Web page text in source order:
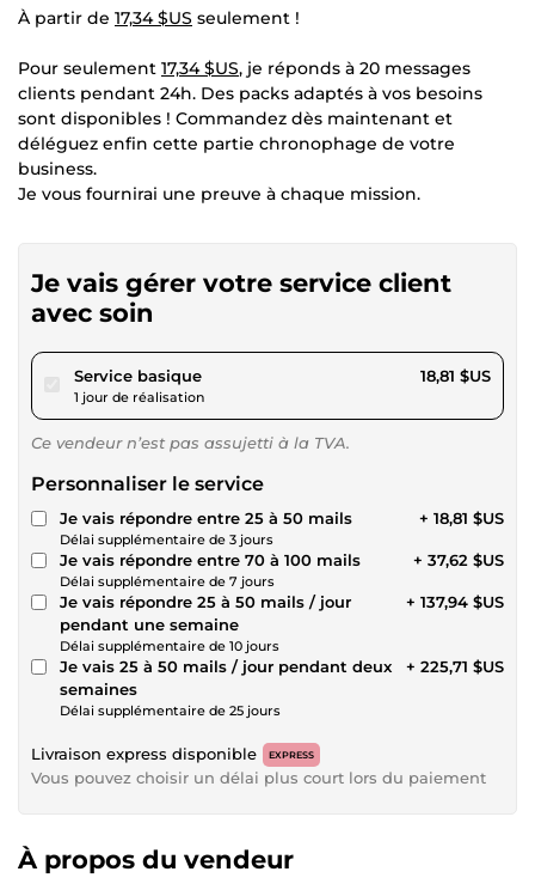
À partir de 17,34 $US seulement !
Pour seulement 17,34 $US, je réponds à 20 messages
clients pendant 24h. Des packs adaptés à vos besoins
sont disponibles ! Commandez dès maintenant et
déléguez enfin cette partie chronophage de votre
business.
Je vous fournirai une preuve à chaque mission.
Je vais gérer votre service client
avec soin
Service basiquepour 17,34 $US
1 jour de réalisation
18,81 $US
Ce vendeur n’est pas assujetti à la TVA.
Personnaliser le service
Je vais répondre entre 25 à 50 mails
Délai supplémentaire de 3 jours
+ 18,81 $US
Je vais répondre entre 70 à 100 mails
Délai supplémentaire de 7 jours
+ 37,62 $US
Je vais répondre 25 à 50 mails / jour
pendant une semaine
Délai supplémentaire de 10 jours
+ 137,94 $US
Je vais 25 à 50 mails / jour pendant deux
semaines
Délai supplémentaire de 25 jours
+ 225,71 $US
Livraison express disponible EXPRESS
Vous pouvez choisir un délai plus court lors du paiement
À propos du vendeur